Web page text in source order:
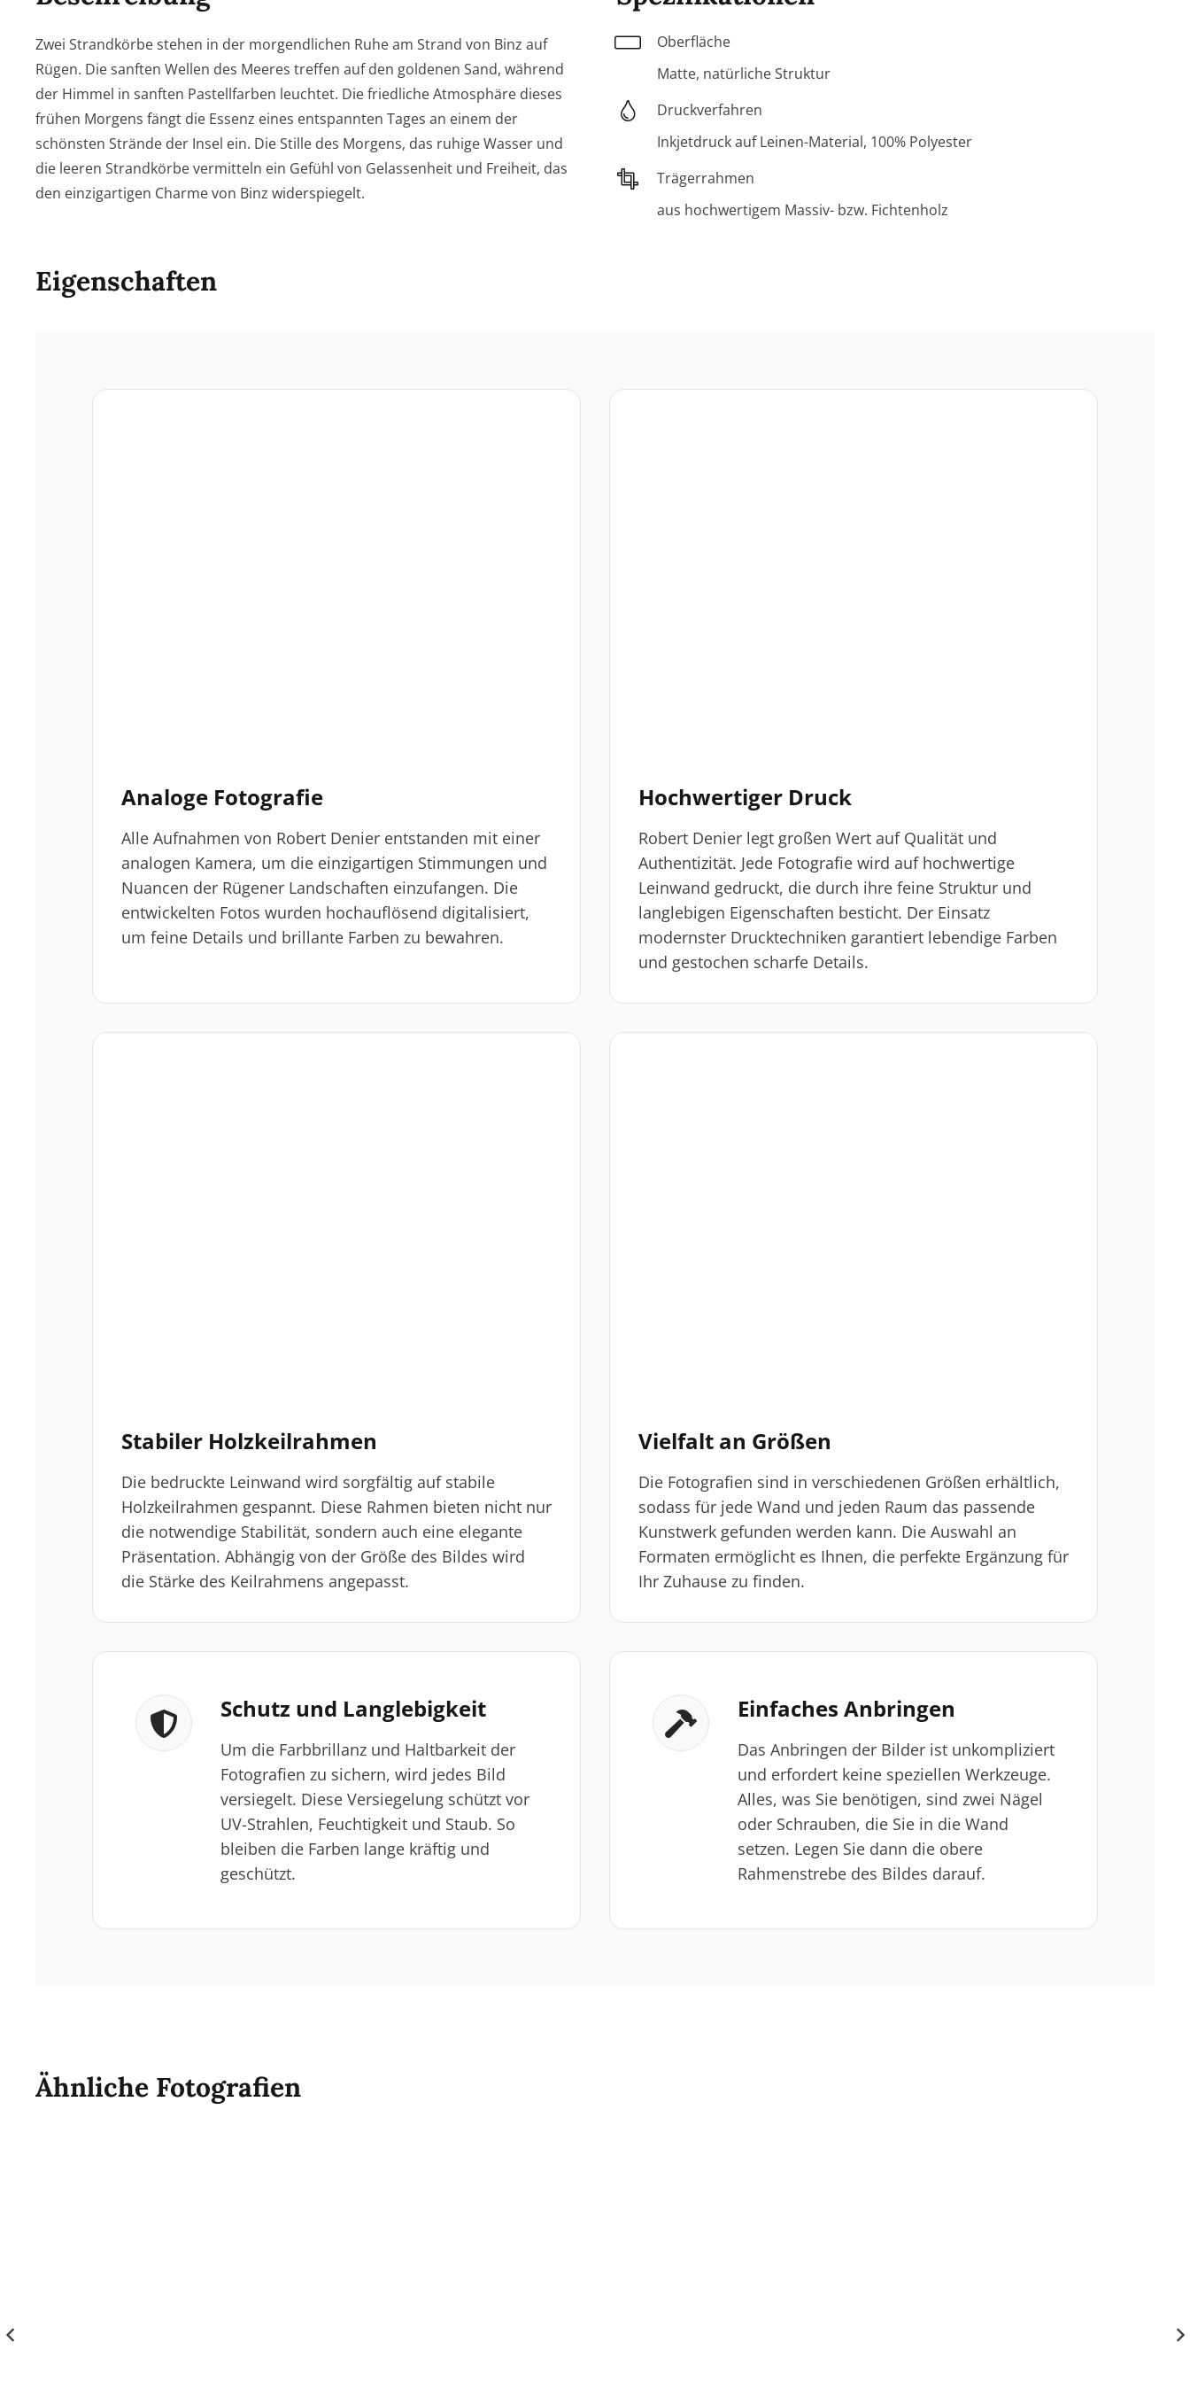
Zwei Strandkörbe stehen in der morgendlichen Ruhe am Strand von Binz auf
Rügen. Die sanften Wellen des Meeres treffen auf den goldenen Sand, während
der Himmel in sanften Pastellfarben leuchtet. Die friedliche Atmosphäre dieses
frühen Morgens fängt die Essenz eines entspannten Tages an einem der
schönsten Strände der Insel ein. Die Stille des Morgens, das ruhige Wasser und
die leeren Strandkörbe vermitteln ein Gefühl von Gelassenheit und Freiheit, das
den einzigartigen Charme von Binz widerspiegelt.
Oberfläche
Matte, natürliche Struktur
Druckverfahren
Inkjetdruck auf Leinen-Material, 100% Polyester
Trägerrahmen
aus hochwertigem Massiv- bzw. Fichtenholz
Eigenschaften
Analoge Fotografie
Alle Aufnahmen von Robert Denier entstanden mit einer
analogen Kamera, um die einzigartigen Stimmungen und
Nuancen der Rügener Landschaften einzufangen. Die
entwickelten Fotos wurden hochauflösend digitalisiert,
um feine Details und brillante Farben zu bewahren.
Hochwertiger Druck
Robert Denier legt großen Wert auf Qualität und
Authentizität. Jede Fotografie wird auf hochwertige
Leinwand gedruckt, die durch ihre feine Struktur und
langlebigen Eigenschaften besticht. Der Einsatz
modernster Drucktechniken garantiert lebendige Farben
und gestochen scharfe Details.
Stabiler Holzkeilrahmen
Die bedruckte Leinwand wird sorgfältig auf stabile
Holzkeilrahmen gespannt. Diese Rahmen bieten nicht nur
die notwendige Stabilität, sondern auch eine elegante
Präsentation. Abhängig von der Größe des Bildes wird
die Stärke des Keilrahmens angepasst.
Vielfalt an Größen
Die Fotografien sind in verschiedenen Größen erhältlich,
sodass für jede Wand und jeden Raum das passende
Kunstwerk gefunden werden kann. Die Auswahl an
Formaten ermöglicht es Ihnen, die perfekte Ergänzung für
Ihr Zuhause zu finden.
Schutz und Langlebigkeit
Um die Farbbrillanz und Haltbarkeit der
Fotografien zu sichern, wird jedes Bild
versiegelt. Diese Versiegelung schützt vor
UV-Strahlen, Feuchtigkeit und Staub. So
bleiben die Farben lange kräftig und
geschützt.
Einfaches Anbringen
Das Anbringen der Bilder ist unkompliziert
und erfordert keine speziellen Werkzeuge.
Alles, was Sie benötigen, sind zwei Nägel
oder Schrauben, die Sie in die Wand
setzen. Legen Sie dann die obere
Rahmenstrebe des Bildes darauf.
Ähnliche Fotografien